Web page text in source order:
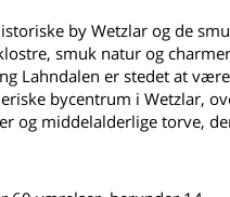
by Wetzlar og de
smuk natur og
Lahndalen er stedet at
bycentrum i Wetzlar,
og middelalderlige torve,